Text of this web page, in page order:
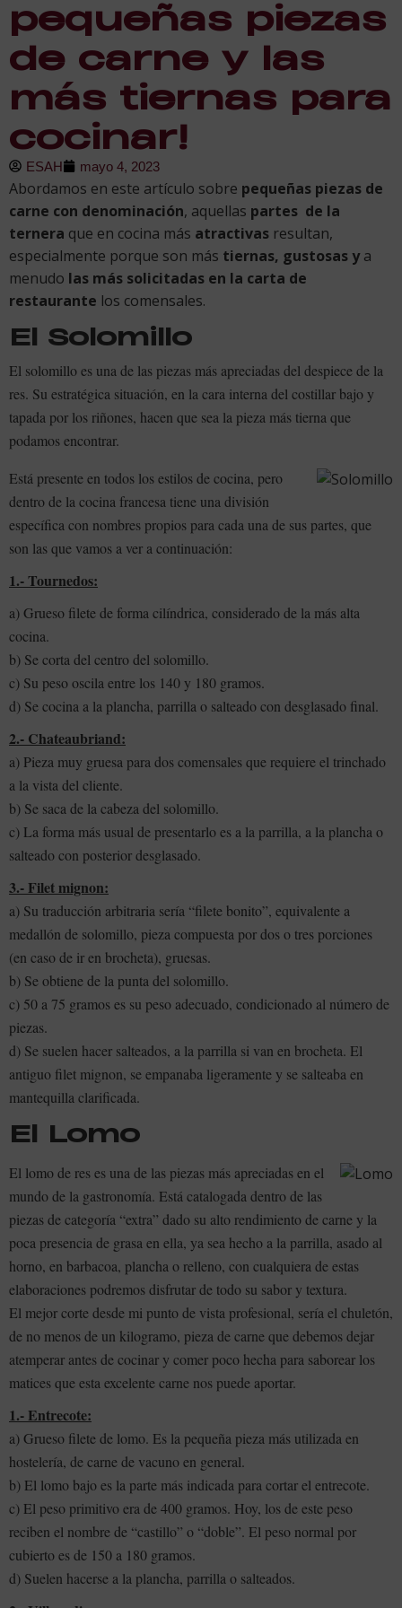
pequeñas piezas
de carne y las
más tiernas para
cocinar!
ESAH mayo 4, 2023
Abordamos en este artículo sobre pequeñas piezas de
carne con denominación, aquellas partes de la
ternera que en cocina más atractivas resultan,
especialmente porque son más tiernas, gustosas y a
menudo las más solicitadas en la carta de
restaurante los comensales.
El Solomillo
El solomillo es una de las piezas más apreciadas del despiece de la
res. Su estratégica situación, en la cara interna del costillar bajo y
tapada por los riñones, hacen que sea la pieza más tierna que
podamos encontrar.
Está presente en todos los estilos de cocina, pero
dentro de la cocina francesa tiene una división
específica con nombres propios para cada una de sus partes, que
son las que vamos a ver a continuación:
1.- Tournedos:
a) Grueso filete de forma cilíndrica, considerado de la más alta
cocina.
b) Se corta del centro del solomillo.
c) Su peso oscila entre los 140 y 180 gramos.
d) Se cocina a la plancha, parrilla o salteado con desglasado final.
2.- Chateaubriand:
a) Pieza muy gruesa para dos comensales que requiere el trinchado
a la vista del cliente.
b) Se saca de la cabeza del solomillo.
c) La forma más usual de presentarlo es a la parrilla, a la plancha o
salteado con posterior desglasado.
3.- Filet mignon:
a) Su traducción arbitraria sería “filete bonito”, equivalente a
medallón de solomillo, pieza compuesta por dos o tres porciones
(en caso de ir en brocheta), gruesas.
b) Se obtiene de la punta del solomillo.
c) 50 a 75 gramos es su peso adecuado, condicionado al número de
piezas.
d) Se suelen hacer salteados, a la parrilla si van en brocheta. El
antiguo filet mignon, se empanaba ligeramente y se salteaba en
mantequilla clarificada.
El Lomo
El lomo de res es una de las piezas más apreciadas en el
mundo de la gastronomía. Está catalogada dentro de las
piezas de categoría “extra” dado su alto rendimiento de carne y la
poca presencia de grasa en ella, ya sea hecho a la parrilla, asado al
horno, en barbacoa, plancha o relleno, con cualquiera de estas
elaboraciones podremos disfrutar de todo su sabor y textura.
El mejor corte desde mi punto de vista profesional, sería el chuletón,
de no menos de un kilogramo, pieza de carne que debemos dejar
atemperar antes de cocinar y comer poco hecha para saborear los
matices que esta excelente carne nos puede aportar.
1.- Entrecote:
a) Grueso filete de lomo. Es la pequeña pieza más utilizada en
hostelería, de carne de vacuno en general.
b) El lomo bajo es la parte más indicada para cortar el entrecote.
c) El peso primitivo era de 400 gramos. Hoy, los de este peso
reciben el nombre de “castillo” o “doble”. El peso normal por
cubierto es de 150 a 180 gramos.
d) Suelen hacerse a la plancha, parrilla o salteados.